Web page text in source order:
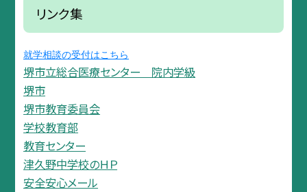
リンク集
就学相談の受付はこちら
堺市立総合医療センター 院内学級
堺市
堺市教育委員会
学校教育部
教育センター
津久野中学校のＨＰ
安全安心メール